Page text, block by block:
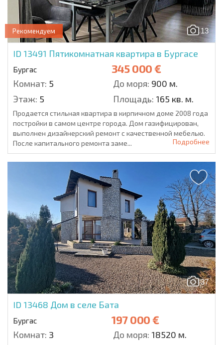
13
Рекомендуем
ID 13491 Пятикомнатная квартира в Бургасе
Бургас 345 000 €
Комнат: 5 До моря: 900 м.
Этаж: 5 Площадь: 165 кв. м.
Продается стильная квартира в кирпичном доме 2008 года
постройки в самом центре города. Дом газифицирован,
выполнен дизайнерский ремонт с качественной мебелью.
После капитального ремонта заме...
Подробнее
37
ID 13468 Дом в селе Бата
Бургас 197 000 €
Комнат: 3 До моря: 18520 м.